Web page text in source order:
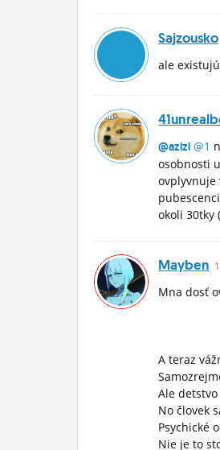
Sajzousko
ale
@azizi @1
osobnosti
ovplyvnuje
okoli 30tky
Mayben
Mna dosť
A teraz
Ale
No človek
Psychické
Nie je to